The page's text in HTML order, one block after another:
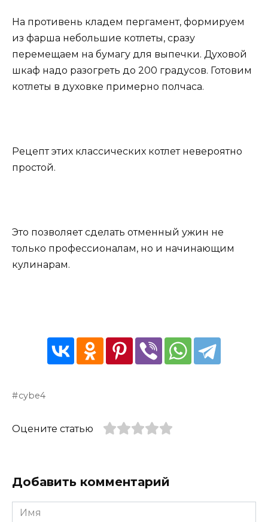
На противень кладем пергамент, формируем
из фарша небольшие котлеты, сразу
перемещаем на бумагу для выпечки. Духовой
шкаф надо разогреть до 200 градусов. Готовим
котлеты в духовке примерно полчаса.
Рецепт этих классических котлет невероятно
простой.
Это позволяет сделать отменный ужин не
только профессионалам, но и начинающим
кулинарам.
cybe4
Оцените статью
Добавить комментарий
Имя